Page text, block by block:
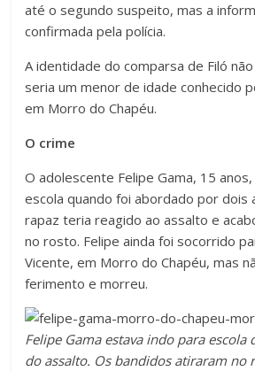
até o segundo suspeito, mas a
confirmada pela polícia.
A identidade do comparsa de Filó
seria um menor de idade conhecido
em Morro do Chapéu.
O crime
O adolescente Felipe Gama, 15
escola quando foi abordado por dois
rapaz teria reagido ao assalto e
no rosto. Felipe ainda foi socorrido
Vicente, em Morro do Chapéu, mas
ferimento e morreu.
Felipe Gama estava indo para
do assalto. Os bandidos atiraram no